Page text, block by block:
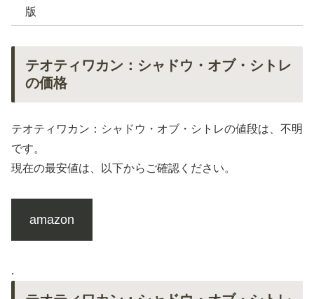
版
テオティワカン：シャドウ・オブ・シトレ
の価格
テオティワカン：シャドウ・オブ・シトレの値段は、不明
です。
現在の最安値は、以下からご確認ください。
amazon
.